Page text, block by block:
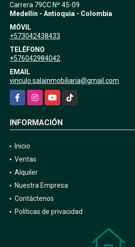
Carrera 79CC Nº 45-09
Medellín - Antioquia - Colombia
MÓVIL
+573042438433
TELÉFONO
+576042984042
EMAIL
vinculo.salainmobiliaria@gmail.com
FacebookInstagramYouTubeTikTok
INFORMACIÓN
Inicio
Ventas
Alquiler
Nuestra Empresa
Contáctenos
Políticas de privacidad